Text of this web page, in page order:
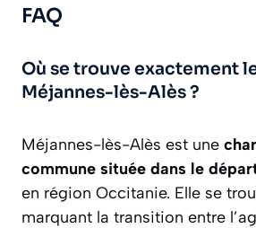
FAQ
Où se trouve exactement
Méjannes-lès-Alès ?
Méjannes-lès-Alès est une
commune située dans le
en région Occitanie. Elle se
marquant la transition entre